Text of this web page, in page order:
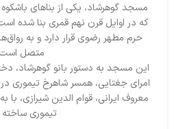
مسجد گوهرشاد، يكي از بناهاي
كه در اوايل قرن نهم قمري بنا شده
حرم مطهر رضوي قرار دارد و به
متصل
اين مسجد به دستور بانو گوهرشاد،
معروف ايراني، قوام الدين شيرازي،
تيموري